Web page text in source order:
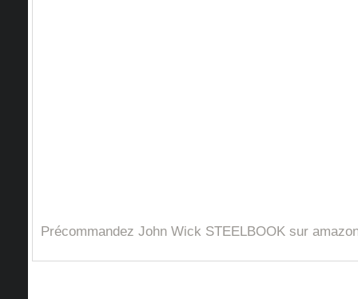
Précommandez John Wick STEELBOOK sur